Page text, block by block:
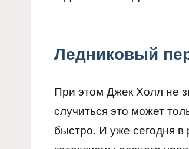
Ледниковый
При этом Джек Холл не
случиться это может
быстро. И уже сегодня